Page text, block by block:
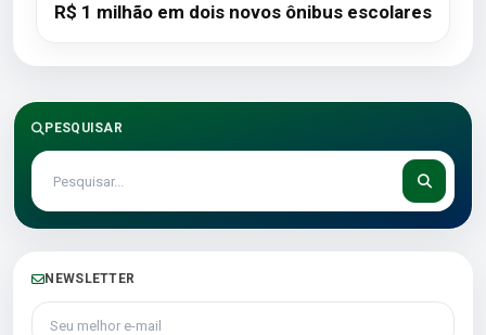
R$ 1 milhão em dois novos ônibus escolares
PESQUISAR
NEWSLETTER
Seu melhor e-mail